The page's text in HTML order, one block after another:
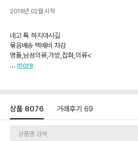
2016년 02월 시작
네고 톡 하지마시길
묶음배송 택배비 차감
명품,남성의류,가방,잡화,의류<
... more
상품 8076 거래후기 69